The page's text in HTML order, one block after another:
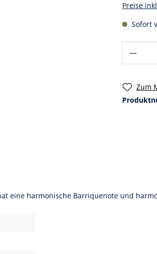
Preise
Sofort
Zum
eine harmonische Barriquenote und